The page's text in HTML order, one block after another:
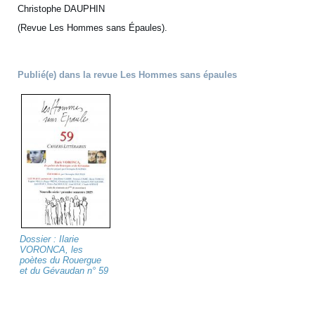
Christophe DAUPHIN
(Revue Les Hommes sans Épaules).
Publié(e) dans la revue Les Hommes sans épaules
Dossier : Ilarie
VORONCA, les
poètes du Rouergue
et du Gévaudan n° 59